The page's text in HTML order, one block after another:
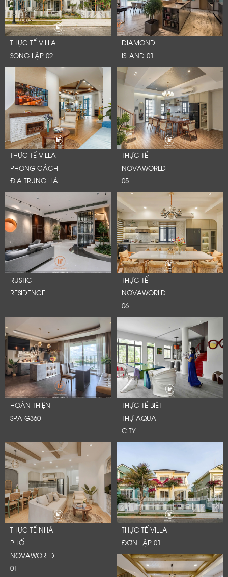
THỰC TẾ VILLA
SONG LẬP 02
DIAMOND
ISLAND 01
THỰC TẾ VILLA
PHONG CÁCH
ĐỊA TRUNG HẢI
THỰC TẾ
NOVAWORLD
05
RUSTIC
RESIDENCE
THỰC TẾ
NOVAWORLD
06
HOÀN THIỆN
SPA G360
THỰC TẾ BIỆT
THỰ AQUA
CITY
THỰC TẾ NHÀ
PHỐ
NOVAWORLD
01
THỰC TẾ VILLA
ĐƠN LẬP 01